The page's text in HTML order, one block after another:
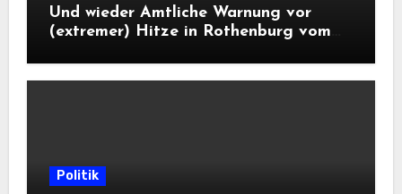
Und wieder Amtliche Warnung vor
(extremer) Hitze in Rothenburg vom
Politik